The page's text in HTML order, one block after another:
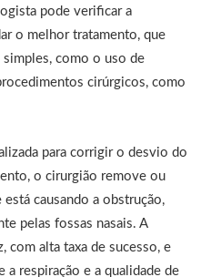
pode verificar a
o melhor tratamento, que
como o uso de
cirúrgicos, como
para corrigir o desvio do
o cirurgião remove ou
causando a obstrução,
pelas fossas nasais. A
com alta taxa de sucesso, e
respiração e a qualidade de